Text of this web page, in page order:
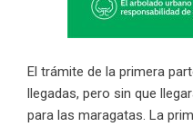
El trámite de la primera
llegadas, pero sin que
para las maragatas. La